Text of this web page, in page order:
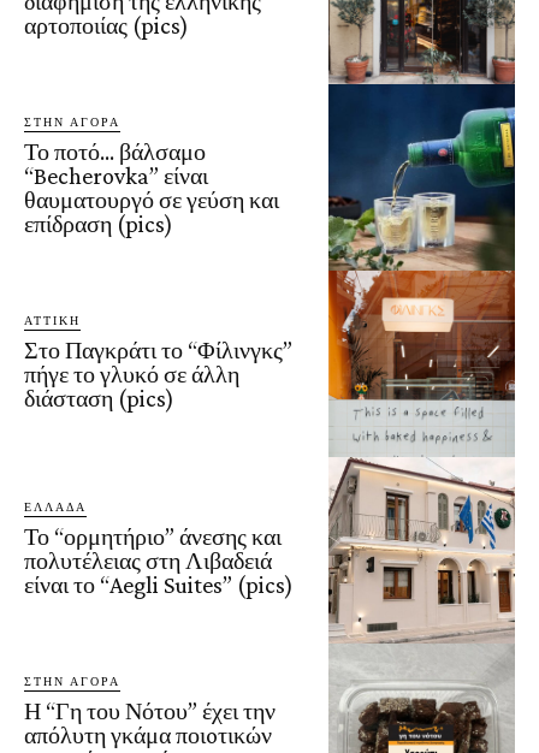
αρτοποιίας (pics)
ΣΤΗΝ ΑΓΟΡΑ
Το ποτό… βάλσαμο
“Becherovka” είναι
θαυματουργό σε γεύση και
επίδραση (pics)
ΑΤΤΙΚΗ
Στο Παγκράτι το “Φίλινγκς”
πήγε το γλυκό σε άλλη
διάσταση (pics)
ΕΛΛΑΔΑ
Το “ορμητήριο” άνεσης και
πολυτέλειας στη Λιβαδειά
είναι το “Aegli Suites” (pics)
ΣΤΗΝ ΑΓΟΡΑ
Η “Γη του Νότου” έχει την
απόλυτη γκάμα ποιoτικών